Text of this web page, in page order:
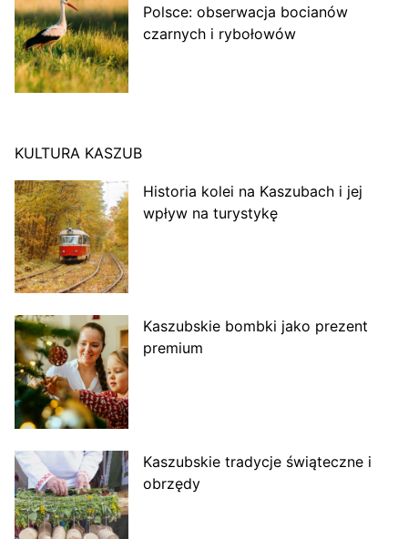
Polsce: obserwacja bocianów
czarnych i rybołowów
KULTURA KASZUB
Historia kolei na Kaszubach i jej
wpływ na turystykę
Kaszubskie bombki jako prezent
premium
Kaszubskie tradycje świąteczne i
obrzędy